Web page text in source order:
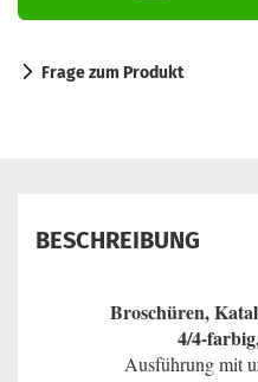
Frage zum Produkt
BESCHREIBUNG
Broschüren,
4/4-
Ausführung mit